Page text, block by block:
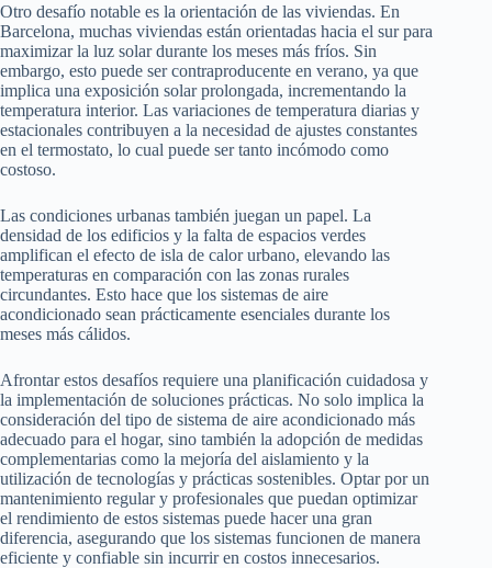
Otro desafío notable es la orientación de las viviendas. En
Barcelona, muchas viviendas están orientadas hacia el sur para
maximizar la luz solar durante los meses más fríos. Sin
embargo, esto puede ser contraproducente en verano, ya que
implica una exposición solar prolongada, incrementando la
temperatura interior. Las variaciones de temperatura diarias y
estacionales contribuyen a la necesidad de ajustes constantes
en el termostato, lo cual puede ser tanto incómodo como
costoso.
Las condiciones urbanas también juegan un papel. La
densidad de los edificios y la falta de espacios verdes
amplifican el efecto de isla de calor urbano, elevando las
temperaturas en comparación con las zonas rurales
circundantes. Esto hace que los sistemas de aire
acondicionado sean prácticamente esenciales durante los
meses más cálidos.
Afrontar estos desafíos requiere una planificación cuidadosa y
la implementación de soluciones prácticas. No solo implica la
consideración del tipo de sistema de aire acondicionado más
adecuado para el hogar, sino también la adopción de medidas
complementarias como la mejoría del aislamiento y la
utilización de tecnologías y prácticas sostenibles. Optar por un
mantenimiento regular y profesionales que puedan optimizar
el rendimiento de estos sistemas puede hacer una gran
diferencia, asegurando que los sistemas funcionen de manera
eficiente y confiable sin incurrir en costos innecesarios.